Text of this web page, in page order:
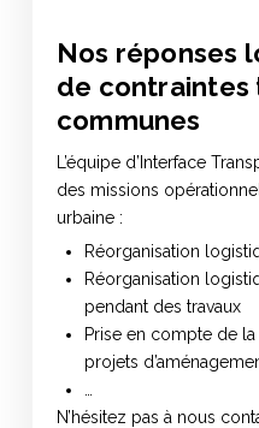
Nos réponses
de contraintes
communes
L’équipe d’Interface
des missions
urbaine :
Réorganisation
Réorganisation
pendant des travaux
Prise en compte de
projets
N’hésitez pas à nous